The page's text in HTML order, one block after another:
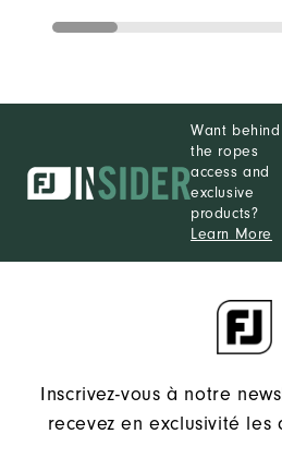
Want behind
the ropes
access and
exclusive
products?
Learn More
Inscrivez-vous à notre
recevez en exclusivité les